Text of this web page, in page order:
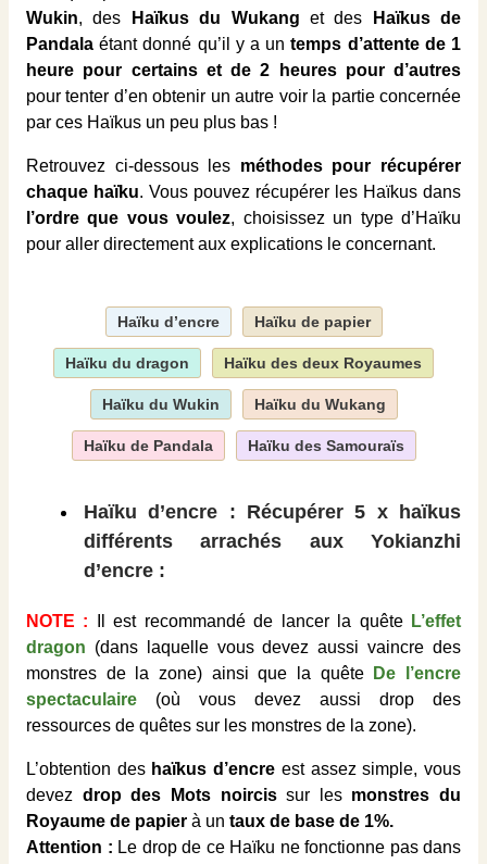
Wukin, des Haïkus du Wukang et des
Haïkus de
Pandala étant donné qu’il y a untemps d’attente de 1
heure pour certains et de 2 heures pour d’autres
pour tenter d’en obtenir un autre voir la partie concernée
par ces Haïkus un peu plus bas !
Retrouvez ci-dessous les méthodes pour récupérer
chaque haïku. Vous pouvez récupérer les Haïkus dans
l’ordre que vous voulez, choisissez un type d’Haïku
pour aller directement aux explications le concernant.
Haïku d’encre Haïku de papier
Haïku du dragon Haïku des deux Royaumes
Haïku du Wukin Haïku du Wukang
Haïku de Pandala Haïku des Samouraïs
Haïku d’encre : Récupérer 5 x haïkus
différents arrachés aux Yokianzhi
d’encre :
NOTE : Il est recommandé de lancer la quête L’effet
dragon (dans laquelle vous devez aussi vaincre des
monstres de la zone) ainsi que la quête
De l’encre
spectaculaire (où vous devez aussi drop des
ressources de quêtes sur les monstres de la zone).
L’obtention des haïkus d’encre est assez simple, vous
devez drop des Mots noircissur les monstres du
Royaume de papier à un taux de base de 1%.
Attention : Le drop de ce Haïku ne fonctionne pas dans